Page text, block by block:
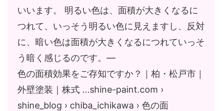
いいます。 明るい色は、面積が大きくなるに
つれて、いっそう明るい色に見えますし、反対
に、暗い色は面積が大きくなるにつれていっそ
う暗く感じるのです。―
色の面積効果をご存知ですか？｜柏・松戸市｜
外壁塗装｜株式 ...shine-paint.com ›
shine_blog › chiba_ichikawa › 色の面